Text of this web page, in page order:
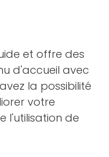
et offre des
d'accueil avec
la possibilité
votre
l'utilisation de